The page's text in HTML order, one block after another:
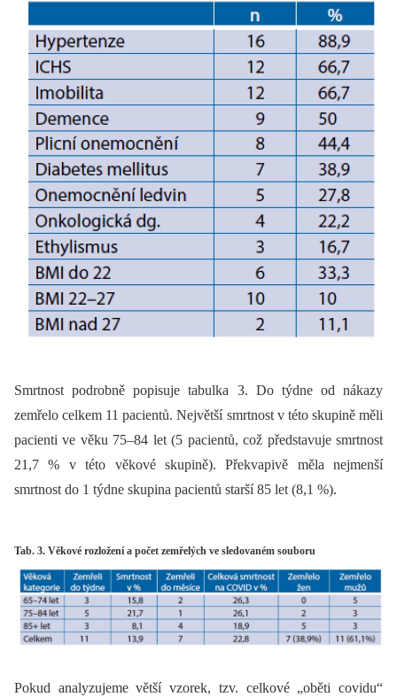
Smrtnost podrobně popisuje tabulka 3. Do týdne od nákazy
zemřelo celkem 11 pacientů. Největší smrtnost v této skupině měli
pacienti ve věku 75–84 let (5 pacientů, což představuje smrtnost
21,7 % v této věkové skupině). Překvapivě měla nejmenší
smrtnost do 1 týdne skupina pacientů starší 85 let (8,1 %).
Tab. 3. Věkové rozložení a počet zemřelých ve sledovaném souboru
Pokud analyzujeme větší vzorek, tzv. celkové „oběti covidu“